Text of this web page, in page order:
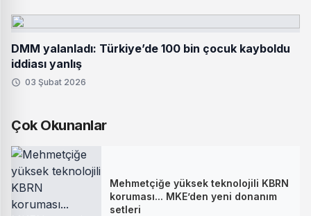
DMM yalanladı: Türkiye’de 100 bin çocuk kayboldu
iddiası yanlış
03 Şubat 2026
Çok Okunanlar
Mehmetçiğe yüksek teknolojili KBRN
koruması... MKE’den yeni donanım
setleri